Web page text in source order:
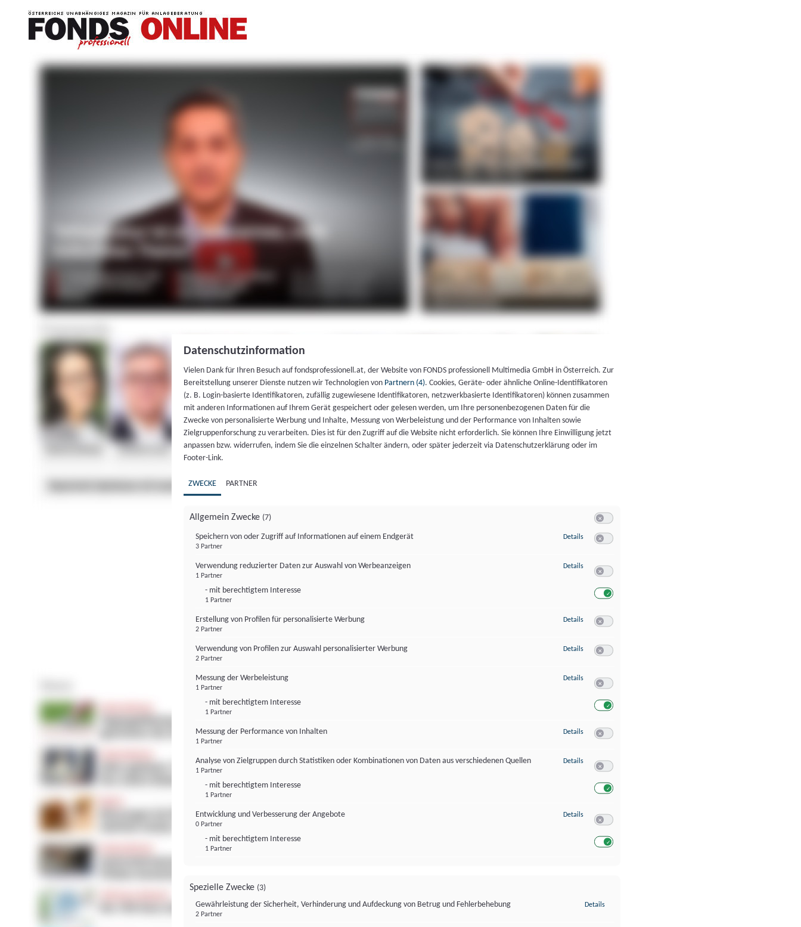
Datenschutzinformation
Vielen Dank für Ihren Besuch auf fondsprofessionell.at, der Website von FONDS professionell Multimedia GmbH in Österreich. Zur
Bereitstellung unserer Dienste nutzen wir Technologien von Partnern (4). Cookies, Geräte- oder ähnliche Online-Identifikatoren
(z. B. Login-basierte Identifikatoren, zufällig zugewiesene Identifikatoren, netzwerkbasierte Identifikatoren) können zusammen
mit anderen Informationen auf Ihrem Gerät gespeichert oder gelesen werden, um Ihre personenbezogenen Daten für die
Zwecke von personalisierte Werbung und Inhalte, Messung von Werbeleistung und der Performance von Inhalten sowie
Zielgruppenforschung zu verarbeiten. Dies ist für den Zugriff auf die Website nicht erforderlich. Sie können Ihre Einwilligung jetzt
anpassen bzw. widerrufen, indem Sie die einzelnen Schalter ändern, oder später jederzeit via Datenschutzerklärung oder im
Footer-Link.
ZWECKE PARTNER
Allgemein Zwecke (7)
Speichern von oder Zugriff auf Informationen auf einem Endgerät
3 Partner
Details zu Speichern von oder Zugriff auf Informationen auf einem Endgerät
Verwendung reduzierter Daten zur Auswahl von Werbeanzeigen
1 Partner
- mit berechtigtem Interesse
1 Partner
Details zu Verwendung reduzierter Daten zur Auswahl von Werbeanzeigen
Erstellung von Profilen für personalisierte Werbung
2 Partner
Details zu Erstellung von Profilen für personalisierte Werbung
Verwendung von Profilen zur Auswahl personalisierter Werbung
2 Partner
Details zu Verwendung von Profilen zur Auswahl personalisierter Werbung
Messung der Werbeleistung
1 Partner
- mit berechtigtem Interesse
1 Partner
Details zu Messung der Werbeleistung
Messung der Performance von Inhalten
1 Partner
Details zu Messung der Performance von Inhalten
Analyse von Zielgruppen durch Statistiken oder Kombinationen von Daten aus verschiedenen Quellen
1 Partner
- mit berechtigtem Interesse
1 Partner
Details zu Analyse von Zielgruppen durch Statistiken oder Kombinationen von
Entwicklung und Verbesserung der Angebote
0 Partner
- mit berechtigtem Interesse
1 Partner
Details zu Entwicklung und Verbesserung der Angebote
Spezielle Zwecke (3)
Gewährleistung der Sicherheit, Verhinderung und Aufdeckung von Betrug und Fehlerbehebung
2 Partner
Details